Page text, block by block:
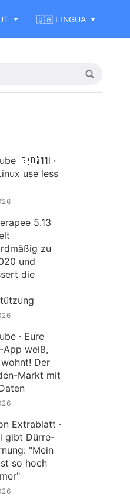
🇺🇦 LINGUA
🇬🇧i11l ·
use less
5.13
zu
und
die
· Eure
App weiß,
Der
Markt mit
Extrablatt ·
gibt Dürre-
"Mein
so hoch